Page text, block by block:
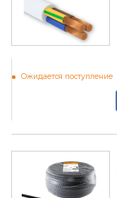
Ожидается поступление